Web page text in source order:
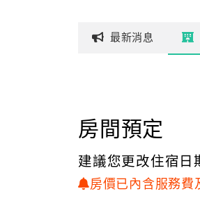
從台26號省道到恆春鎮
在一路騁馳時，淨見兩
到達小墾丁渡假村後，
小墾丁渡假村群山環繞
最新消息
房間預定
建議您更改住宿日
房價已內含服務費